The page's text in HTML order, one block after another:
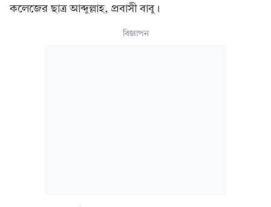
কলেজের ছাত্র আব্দুল্লাহ, প্রবাসী বাবু।
বিজ্ঞাপন